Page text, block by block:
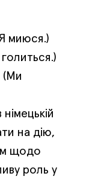
миюся.)
(Ми
на дію,
щодо
роль у